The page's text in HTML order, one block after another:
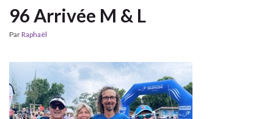
96 Arrivée M & L
ParRaphaël